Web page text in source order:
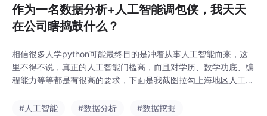
作为一名数据分析+人工智能调包侠，我天天
在公司瞎捣鼓什么？
相信很多人学python可能最终目的是冲着从事人工智能而来，这
里不得不说，真正的人工智能门槛高，而且对学历、数学功底、编
程能力等等都是有很高的要求，下面是我截图拉勾上海地区人工智
法、机器学习、深度学习、图像处理、自然语言处理等）岗位基本
#人工智能 #数据分析 #数据挖掘